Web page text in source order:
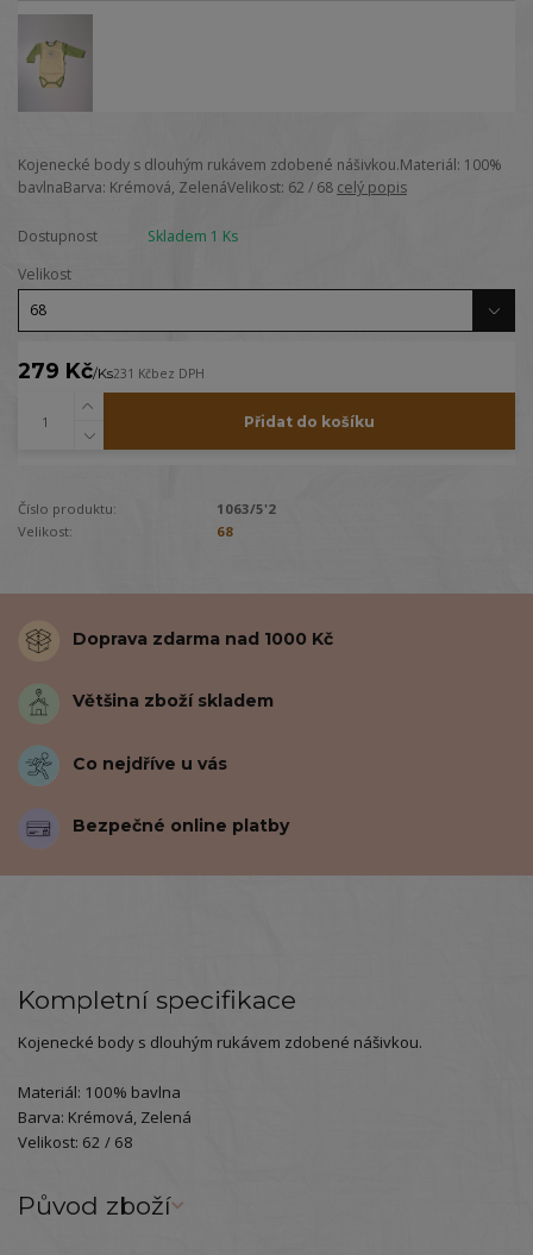
Kojenecké body s dlouhým rukávem zdobené nášivkou.Materiál: 100%
bavlnaBarva: Krémová, ZelenáVelikost: 62 / 68 celý popis
Dostupnost
Skladem 1 Ks
Velikost
279 Kč/Ks231 Kčbez DPH
Přidat do košíku
Číslo produktu:
1063/5'2
Velikost:
68
Doprava zdarma nad 1000 Kč
Většina zboží skladem
Co nejdříve u vás
Bezpečné online platby
Kompletní specifikace
Kojenecké body s dlouhým rukávem zdobené nášivkou.
Materiál: 100% bavlna
Barva: Krémová, Zelená
Velikost: 62 / 68
Původ zboží